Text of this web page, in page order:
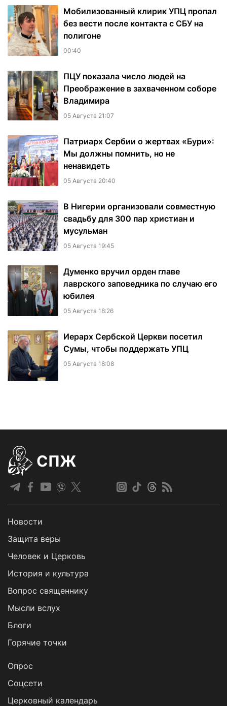
Мобилизованный клирик УПЦ пропал
без вести после контакта с СБУ на
полигоне
00:40
ПЦУ показала число людей на
Преображение в захваченном соборе
Владимира
05 Августа 21:07
Патриарх Сербии о жертвах «Бури»:
Мы должны помнить, но не
ненавидеть
05 Августа 20:40
В Нигерии организовали совместную
свадьбу для 300 пар христиан и
мусульман
05 Августа 19:45
Думенко вручил орден главе
лаврского заповедника по случаю его
юбилея
05 Августа 18:26
Иерарх Сербской Церкви посетил
Сумы, чтобы поддержать УПЦ
05 Августа 18:08
СПЖ
Новости
Защита веры
Человек и Церковь
История и культура
Вопрос священнику
Мысли вслух
Блоги
Горячие точки
Опрос
Cоцсети
Церковный календарь